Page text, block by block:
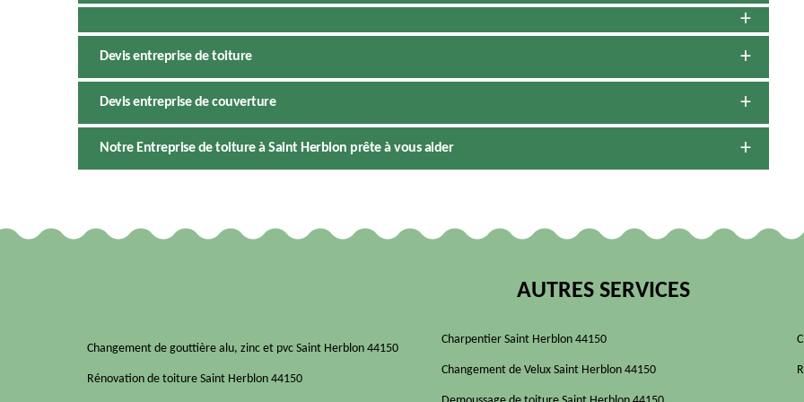
Devis entreprise de toiture
Devis entreprise de couverture
Notre Entreprise de toiture à Saint Herblon prête à vous aider
AUTRES SERVICES
Changement de gouttière alu, zinc et pvc Saint Herblon 44150
Rénovation de toiture Saint Herblon 44150
Charpentier Saint Herblon 44150
Changement de Velux Saint Herblon 44150